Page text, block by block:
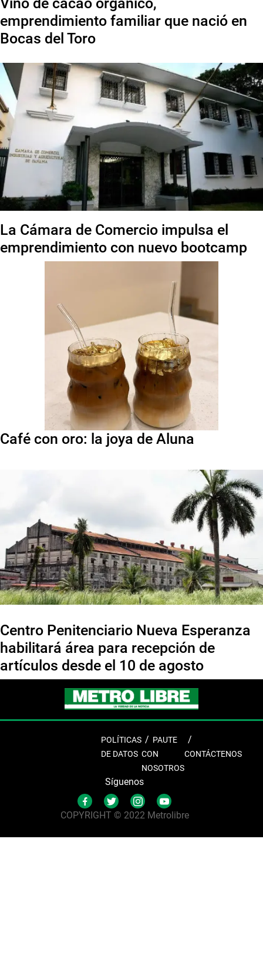
emprendimiento familiar que nació en
Bocas del Toro
La Cámara de Comercio impulsa el
emprendimiento con nuevo bootcamp
Café con oro: la joya de Aluna
Centro Penitenciario Nueva Esperanza
habilitará área para recepción de
artículos desde el 10 de agosto
POLÍTICAS
DE DATOS
PAUTE
CON
NOSOTROS
CONTÁCTENOS
Síguenos
COPYRIGHT © 2022 Metrolibre